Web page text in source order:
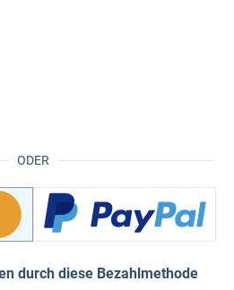
ODER
durch diese Bezahlmethode